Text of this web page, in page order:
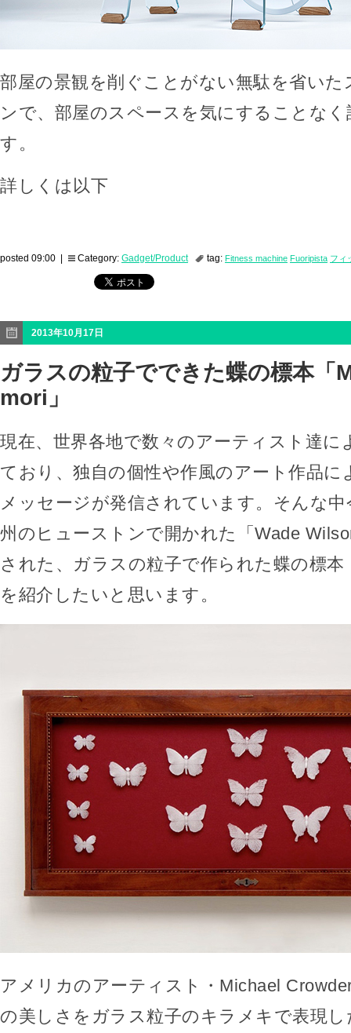
部屋の景観を削ぐことがない無駄を省い
ンで、部屋のスペースを気にすることな
す。
詳しくは以下
posted 09:00 | Category: Gadget/Product tag: Fitness machine Fuoripista フィ
2013年10月17日
ガラスの粒子でできた蝶の標本「
mori」
現在、世界各地で数々のアーティスト達に
ており、独自の個性や作風のアート作品
メッセージが発信されています。そんな
州のヒューストンで開かれた「Wade
された、ガラスの粒子で作られた蝶の標本
を紹介したいと思います。
アメリカのアーティスト・Michael
の美しさをガラス粒子のキラメキで表現